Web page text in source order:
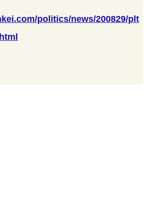
politics/news/200829/plt